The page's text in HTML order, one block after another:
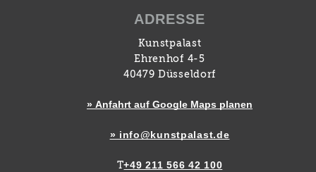
ADRESSE
Kunstpalast
Ehrenhof 4-5
40479 Düsseldorf
» Anfahrt auf Google Maps planen
» info@kunstpalast.de
T+49 211 566 42 100